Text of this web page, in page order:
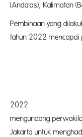
(Andalas), Kalimatan
Pembinaan yang
tahun 2022 mencapai
mengundang
Jakarta untuk